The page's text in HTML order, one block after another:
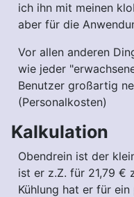
ich ihn mit meinen
aber für die
Vor allen anderen
wie jeder
Benutzer großartig
(Personalkosten)
Kalkulation
Obendrein ist der
ist er z.Z. für 21,79 €
Kühlung hat er für